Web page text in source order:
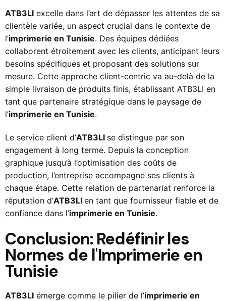
ATB3LI excelle dans l’art de dépasser les attentes de sa
clientèle variée, un aspect crucial dans le contexte de
l’imprimerie en Tunisie. Des équipes dédiées
collaborent étroitement avec les clients, anticipant leurs
besoins spécifiques et proposant des solutions sur
mesure. Cette approche client-centric va au-delà de la
simple livraison de produits finis, établissant ATB3LI en
tant que partenaire stratégique dans le paysage de
l’imprimerie en Tunisie.
Le service client d’ATB3LI se distingue par son
engagement à long terme. Depuis la conception
graphique jusqu’à l’optimisation des coûts de
production, l’entreprise accompagne ses clients à
chaque étape. Cette relation de partenariat renforce la
réputation d’ATB3LI en tant que fournisseur fiable et de
confiance dans l’imprimerie en Tunisie.
Conclusion: Redéfinir les
Normes de l'Imprimerie en
Tunisie
ATB3LI émerge comme le pilier de l’imprimerie en